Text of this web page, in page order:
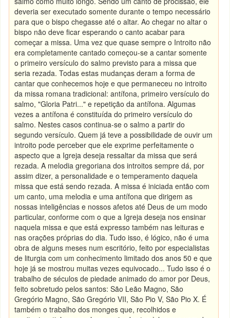
deveria ser executado somente durante o tempo necessário
para que o bispo chegasse até o altar. Ao chegar no altar o
bispo não deve ficar esperando o canto acabar para
começar a missa. Uma vez que quase sempre o Introito não
era completamente cantado começou-se a cantar somente
o primeiro versículo do salmo previsto para a missa que
seria rezada. Todas estas mudanças deram a forma de
cantar que conhecemos hoje e que permaneceu no introito
da missa romana tradicional: antífona, primeiro versículo do
salmo, "Gloria Patri..." e repetição da antífona. Algumas
vezes a antífona é constituída do primeiro versículo do
salmo. Nestes casos continua-se o salmo a partir do
segundo versículo. Quem já teve a possibilidade de ouvir um
introito pode perceber que ele exprime perfeitamente o
aspecto que a Igreja deseja ressaltar da missa que será
rezada. A melodia gregoriana dos introitos sempre dá, por
assim dizer, a personalidade e o temperamento daquela
missa que está sendo rezada. A missa é iniciada então com
um canto, uma melodia e uma antífona que dirigem as
nossas inteligências e nossos afetos até Deus de um modo
particular, conforme com o que a Igreja deseja nos ensinar
naquela missa e que está expresso também nas leituras e
nas orações próprias do dia. Tudo isso, é lógico, não é uma
obra de alguns meses num escritório, feito por especialistas
de liturgia com um conhecimento limitado dos anos 50 e que
hoje já se mostrou muitas vezes equivocado... Tudo isso é o
trabalho de séculos de piedade animado do amor por Deus,
feito sobretudo pelos santos: São Leão Magno, São
Gregório Magno, São Gregório VII, São Pio V, São Pio X. É
também o trabalho dos monges que, recolhidos e